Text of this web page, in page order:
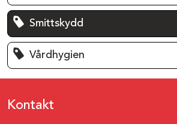
Smittskydd
Vårdhygien
Kontakt